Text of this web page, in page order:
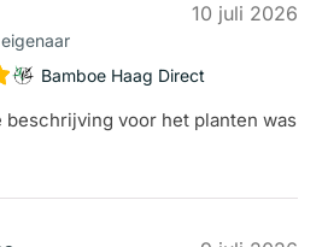
10 juli 2026
Bamboe Haag Direct
beschrijving voor het planten was